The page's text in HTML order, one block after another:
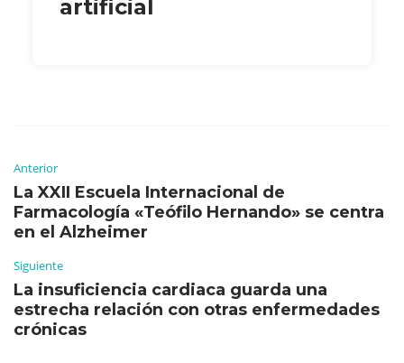
artificial
Anterior
La XXII Escuela Internacional de
Farmacología «Teófilo Hernando» se centra
en el Alzheimer
Siguiente
La insuficiencia cardiaca guarda una
estrecha relación con otras enfermedades
crónicas